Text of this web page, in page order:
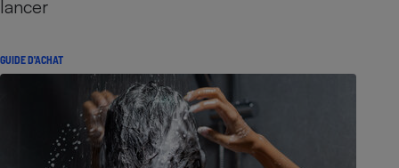
lancer
GUIDE D'ACHAT